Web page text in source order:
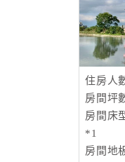
住房人
房間坪
房間床
*1
房間地